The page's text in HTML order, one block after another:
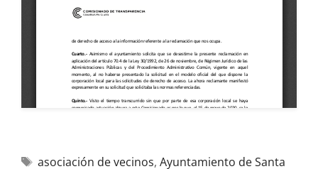
asociación de vecinos, Ayuntamiento de Santa